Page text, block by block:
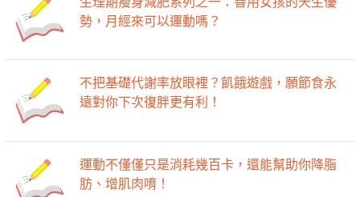
勢，月經來可以運動嗎？
不把基礎代謝率放眼裡？飢餓遊戲，願節食永
遠對你下次復胖更有利！
運動不僅僅只是消耗幾百卡，還能幫助你降脂
肪、增肌肉唷！